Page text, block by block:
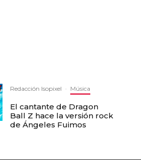
Redacción Isopixel · Música
El cantante de Dragon
Ball Z hace la versión rock
de Ángeles Fuimos